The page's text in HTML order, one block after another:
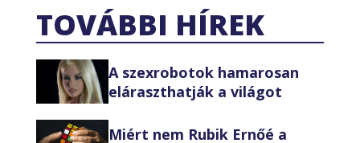
TOVÁBBI HÍREK
A szexrobotok hamarosan
eláraszthatják a világot
Miért nem Rubik Ernőé a